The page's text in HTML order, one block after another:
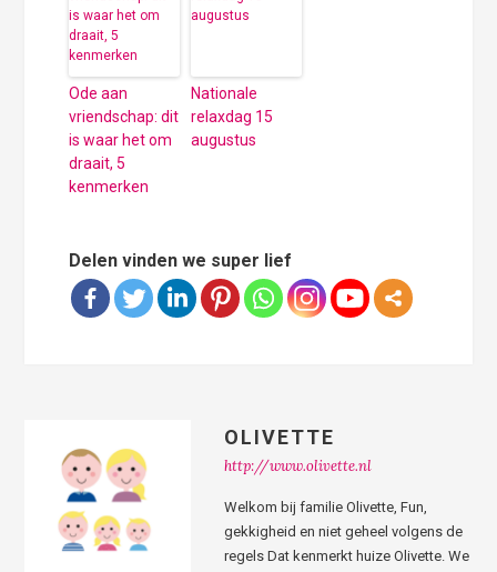
Ode aan
vriendschap: dit
is waar het om
draait, 5
kenmerken
Nationale
relaxdag 15
augustus
Delen vinden we super lief
OLIVETTE
http://www.olivette.nl
Welkom bij familie Olivette, Fun,
gekkigheid en niet geheel volgens de
regels Dat kenmerkt huize Olivette. We